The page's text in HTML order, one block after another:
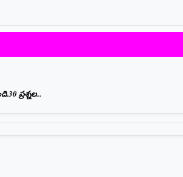
ప్రశ్నల...